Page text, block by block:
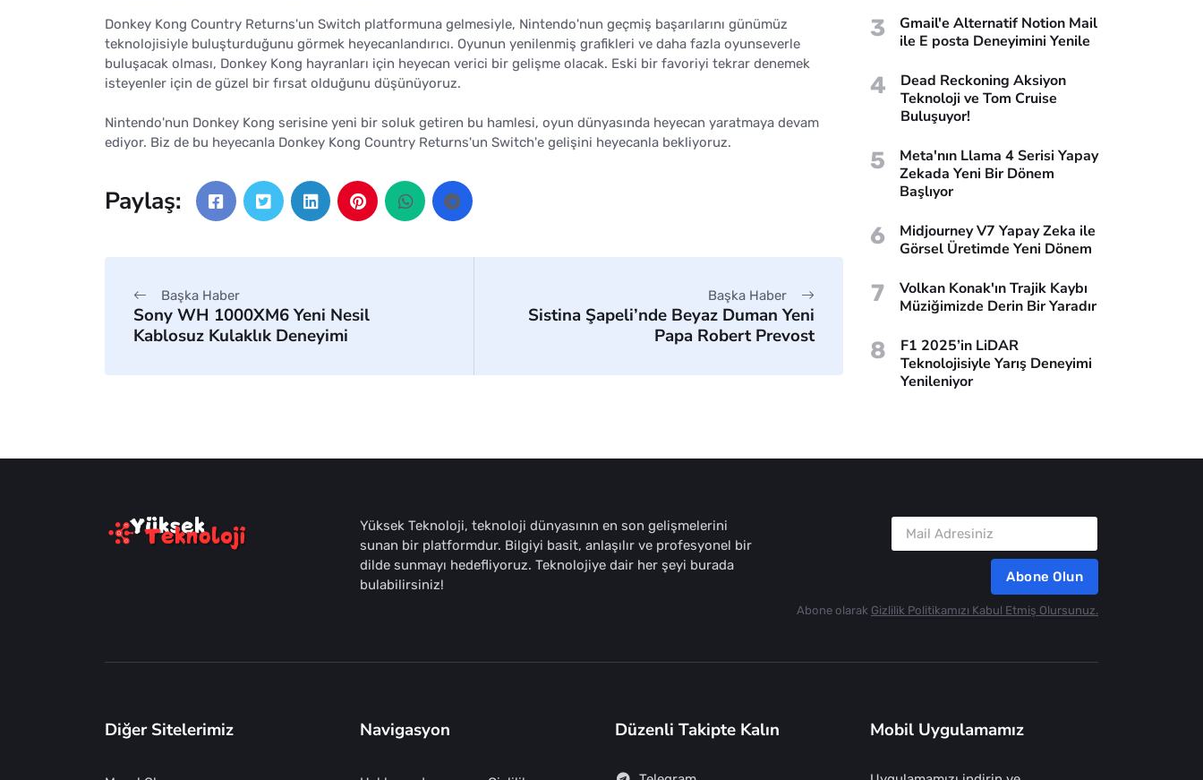
Donkey Kong Country Returns'un Switch platformuna gelmesiyle, Nintendo'nun geçmiş başarılarını günümüz
teknolojisiyle buluşturduğunu görmek heyecanlandırıcı. Oyunun yenilenmiş grafikleri ve daha fazla oyunseverle
buluşacak olması, Donkey Kong hayranları için heyecan verici bir gelişme olacak. Eski bir favoriyi tekrar denemek
isteyenler için de güzel bir fırsat olduğunu düşünüyoruz.
Nintendo'nun Donkey Kong serisine yeni bir soluk getiren bu hamlesi, oyun dünyasında heyecan yaratmaya devam
ediyor. Biz de bu heyecanla Donkey Kong Country Returns'un Switch'e gelişini heyecanla bekliyoruz.
Paylaş:
Başka Haber
Sony WH 1000XM6 Yeni Nesil
Kablosuz Kulaklık Deneyimi
Başka Haber
Sistina Şapeli’nde Beyaz Duman Yeni
Papa Robert Prevost
3
Gmail'e Alternatif Notion Mail
ile E posta Deneyimini Yenile
4
Dead Reckoning Aksiyon
Teknoloji ve Tom Cruise
Buluşuyor!
5
Meta'nın Llama 4 Serisi Yapay
Zekada Yeni Bir Dönem
Başlıyor
6
Midjourney V7 Yapay Zeka ile
Görsel Üretimde Yeni Dönem
7
Volkan Konak'ın Trajik Kaybı
Müziğimizde Derin Bir Yaradır
8
F1 2025’in LiDAR
Teknolojisiyle Yarış Deneyimi
Yenileniyor
Yüksek Teknoloji, teknoloji dünyasının en son gelişmelerini
sunan bir platformdur. Bilgiyi basit, anlaşılır ve profesyonel bir
dilde sunmayı hedefliyoruz. Teknolojiye dair her şeyi burada
bulabilirsiniz!
Abone Olun
Abone olarak Gizlilik Politikamızı Kabul Etmiş Olursunuz.
Diğer Sitelerimiz Navigasyon Düzenli Takipte Kalın Mobil Uygulamamız